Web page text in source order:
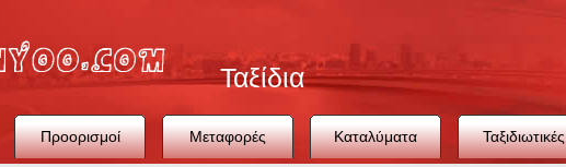
Ταξίδια
Προορισμοί Μεταφορές Καταλύματα Ταξιδιωτικές